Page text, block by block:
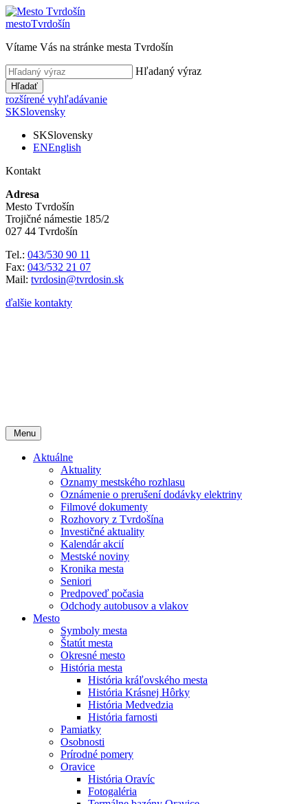
mestoTvrdošín
Vítame Vás na stránke mesta Tvrdošín
Hľadaný výraz
Hľadať
rozšírené vyhľadávanie
SKSlovensky
SKSlovensky
ENEnglish
Kontakt
Adresa
Mesto Tvrdošín
Trojičné námestie 185/2
027 44 Tvrdošín
Tel.: 043/530 90 11
Fax: 043/532 21 07
Mail: tvrdosin@tvrdosin.sk
ďalšie kontakty
Menu
Aktuálne
Aktuality
Oznamy mestského rozhlasu
Oznámenie o prerušení dodávky elektriny
Filmové dokumenty
Rozhovory z Tvrdošína
Investičné aktuality
Kalendár akcií
Mestské noviny
Kronika mesta
Seniori
Predpoveď počasia
Odchody autobusov a vlakov
Mesto
Symboly mesta
Štatút mesta
Okresné mesto
História mesta
História kráľovského mesta
História Krásnej Hôrky
História Medvedzia
História farnosti
Pamiatky
Osobnosti
Prírodné pomery
Oravice
História Oravíc
Fotogaléria